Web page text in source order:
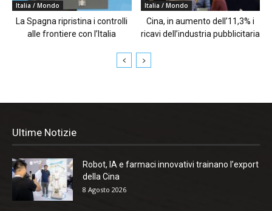
Italia / Mondo
La Spagna ripristina i controlli
alle frontiere con l’Italia
Italia / Mondo
Cina, in aumento dell’11,3% i
ricavi dell’industria pubblicitaria
Ultime Notizie
Robot, IA e farmaci innovativi trainano l’export
della Cina
8 Agosto 2026